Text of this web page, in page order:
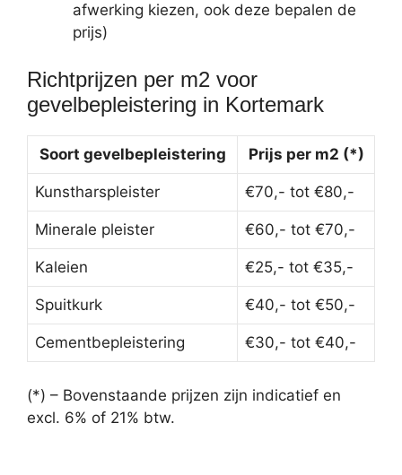
afwerking kiezen, ook deze bepalen de
prijs)
Richtprijzen per m2 voor
gevelbepleistering in Kortemark
Soort gevelbepleistering Prijs per m2 (*)
Kunstharspleister €70,- tot €80,-
Minerale pleister €60,- tot €70,-
Kaleien €25,- tot €35,-
Spuitkurk €40,- tot €50,-
Cementbepleistering €30,- tot €40,-
(*) – Bovenstaande prijzen zijn indicatief en
excl. 6% of 21% btw.